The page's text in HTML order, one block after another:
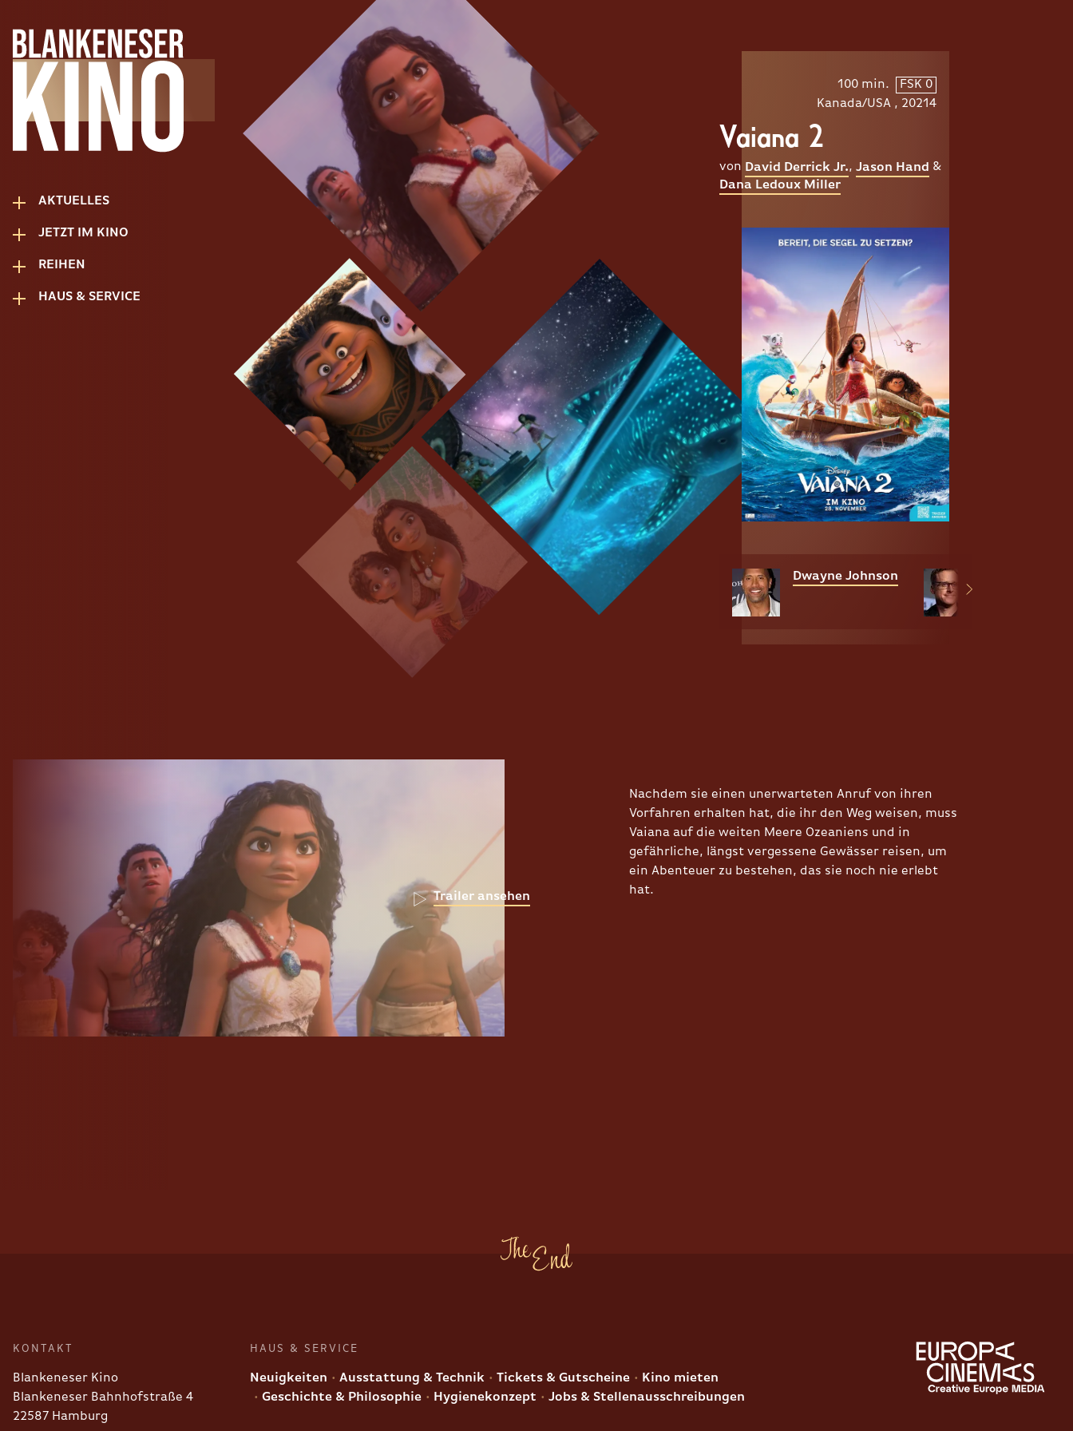
AKTUELLES
JETZT IM KINO
REIHEN
HAUS & SERVICE
100 min.
FSK 0
Kanada/USA , 20214
Vaiana 2
von David Derrick Jr.,Jason Hand &
Dana Ledoux Miller
Dwayne Johnson
Trailer ansehen
Nachdem sie einen unerwarteten Anruf von ihren
Vorfahren erhalten hat, die ihr den Weg weisen, muss
Vaiana auf die weiten Meere Ozeaniens und in
gefährliche, längst vergessene Gewässer reisen, um
ein Abenteuer zu bestehen, das sie noch nie erlebt
hat.
KONTAKT
Blankeneser Kino
Blankeneser Bahnhofstraße 4
22587 Hamburg
HAUS & SERVICE
Neuigkeiten Ausstattung & Technik Tickets & Gutscheine
Kino mieten
Geschichte & Philosophie
Hygienekonzept Jobs & Stellenausschreibungen